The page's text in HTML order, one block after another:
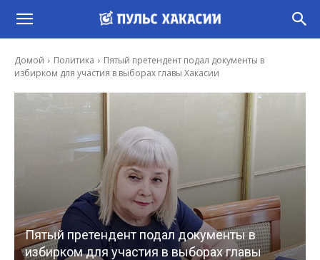
Домой Политика
Пятый претендент подал документы в
избирком для участия в выборах главы Хакасии
Пятый претендент подал документы в
избирком для участия в выборах главы